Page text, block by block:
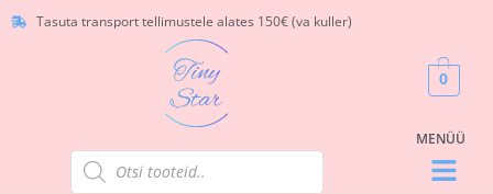
Tasuta transport tellimustele alates 150€ (va kuller)
0